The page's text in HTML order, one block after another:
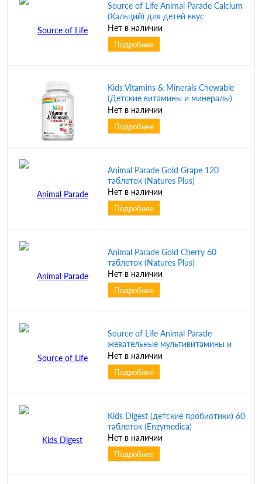
Source of Life Animal Parade Calcium
(Кальций) для детей вкус
натурального ванильного
мороженого 90 таблеток (Natures
Plus)
Нет в наличии
Подробнее
Kids Vitamins & Minerals Chewable
(Детские витамины и минералы)
вкус натуральной черной вишни 60
жев. таблеток (Solaray)
Нет в наличии
Подробнее
Animal Parade Gold Grape 120
таблеток (Natures Plus)
Нет в наличии
Подробнее
Animal Parade Gold Cherry 60
таблеток (Natures Plus)
Нет в наличии
Подробнее
Source of Life Animal Parade
жевательные мультивитамины и
минералы для детей со вкусом
вишни 180 таблеток (NaturesPlus)
Нет в наличии
Подробнее
Kids Digest (детские пробиотики) 60
таблеток (Enzymedica)
Нет в наличии
Подробнее